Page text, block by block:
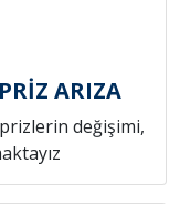
ARIZA
değişimi,